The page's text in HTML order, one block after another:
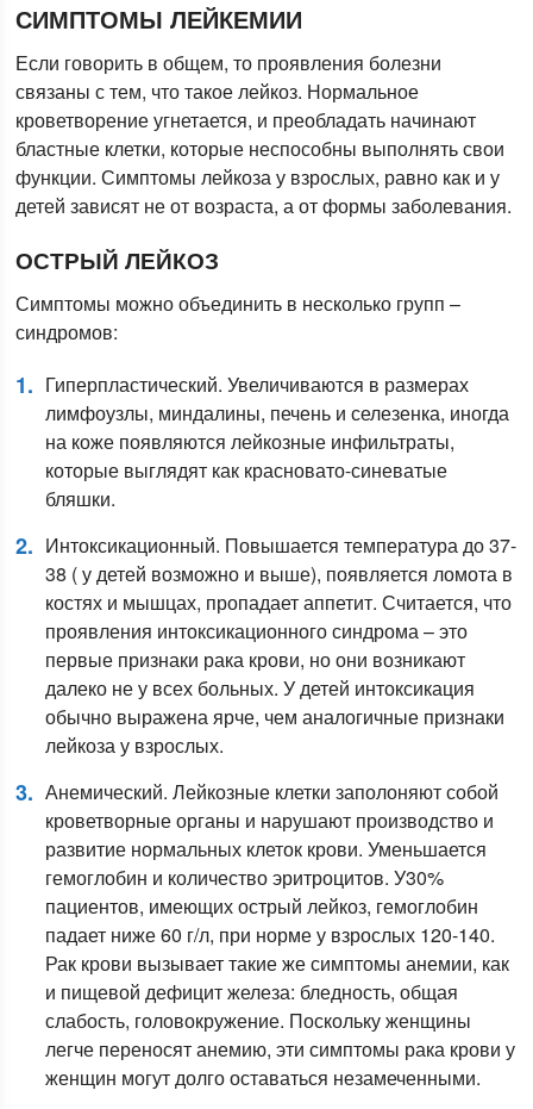
СИМПТОМЫ ЛЕЙКЕМИИ
Если говорить в общем, то проявления болезни
связаны с тем, что такое лейкоз. Нормальное
кроветворение угнетается, и преобладать начинают
бластные клетки, которые неспособны выполнять свои
функции. Симптомы лейкоза у взрослых, равно как и у
детей зависят не от возраста, а от формы заболевания.
ОСТРЫЙ ЛЕЙКОЗ
Симптомы можно объединить в несколько групп –
синдромов:
Гиперпластический. Увеличиваются в размерах
лимфоузлы, миндалины, печень и селезенка, иногда
на коже появляются лейкозные инфильтраты,
которые выглядят как красновато-синеватые
бляшки.
Интоксикационный. Повышается температура до 37-
38 ( у детей возможно и выше), появляется ломота в
костях и мышцах, пропадает аппетит. Считается, что
проявления интоксикационного синдрома – это
первые признаки рака крови, но они возникают
далеко не у всех больных. У детей интоксикация
обычно выражена ярче, чем аналогичные признаки
лейкоза у взрослых.
Анемический. Лейкозные клетки заполоняют собой
кроветворные органы и нарушают производство и
развитие нормальных клеток крови. Уменьшается
гемоглобин и количество эритроцитов. У30%
пациентов, имеющих острый лейкоз, гемоглобин
падает ниже 60 г/л, при норме у взрослых 120-140.
Рак крови вызывает такие же симптомы анемии, как
и пищевой дефицит железа: бледность, общая
слабость, головокружение. Поскольку женщины
легче переносят анемию, эти симптомы рака крови у
женщин могут долго оставаться незамеченными.